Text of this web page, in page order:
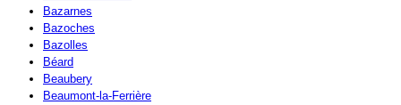
Bazarnes
Bazoches
Bazolles
Béard
Beaubery
Beaumont-la-Ferrière